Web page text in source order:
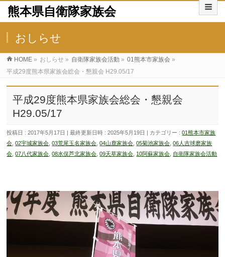
熊本県自衛隊家族会
おしらせ
HOME » おしらせ » 自衛隊家族会活動 » 01熊本市家族会 »
平成29度熊本県家族会総会・懇親会 H29.05/17
平成29度熊本県家族会総会・懇親会
H29.05/17
投稿日 : 2017年5月17日 最終更新日時 : 2025年5月19日 カテゴリー :01熊本市家族
会 ,02宇城家族会 ,03荒尾玉名家族会 ,04山鹿家族会 ,05菊池家族会 ,06人吉球磨家族
会 ,07八代家族会 ,08水俣芦北家族会 ,09天草家族会 10阿蘇家族会 自衛隊家族会活動